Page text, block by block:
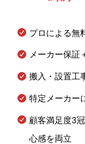
プロによる無
メーカー保証
搬入・設置工
特定メーカー
顧客満足度3
心感を両立